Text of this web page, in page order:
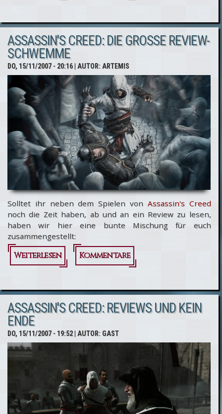
Creed:
Interview
mit Jade
Raymond
ASSASSIN'S CREED: DIE GROSSE REVIEW-S
CHWEMME
DO, 15/11/2007 - 20:16| AUTOR: ARTEMIS
Solltet ihr neben dem Spielen von Assassin's Creed
noch die Zeit haben, ab und an ein Review zu lesen,
haben wir hier eine bunte Mischung für euch
zusammengestellt:
Weiterlesen
über
Creed: Die
große
Schwemme
Kommentare
ASSASSIN'S CREED: REVIEWS UND KEIN
ENDE
DO, 15/11/2007 - 19:52| AUTOR: GAST